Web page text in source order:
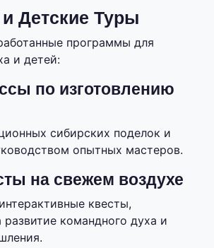
Детские Туры
программы для
и детей:
по изготовлению
сибирских поделок и
опытных мастеров.
на свежем воздухе
квесты,
развитие командного духа и